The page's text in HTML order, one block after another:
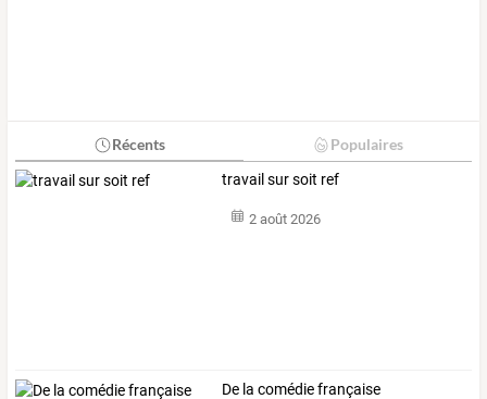
Récents Populaires
travail sur soit ref
2 août 2026
De la comédie française